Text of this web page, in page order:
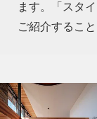
ます。「スタ
ご紹介するこ